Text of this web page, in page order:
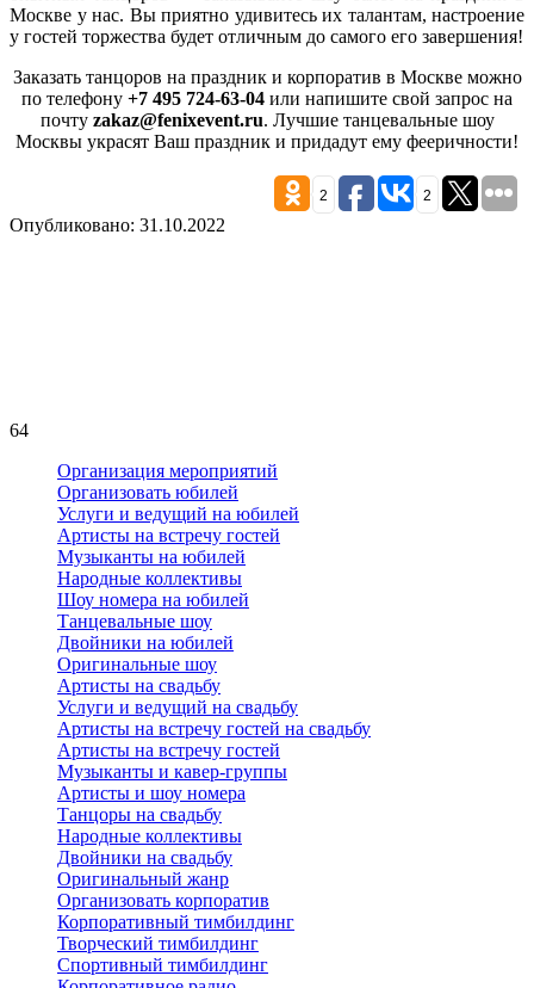
Москве у нас. Вы приятно удивитесь их талантам, настроение
у гостей торжества будет отличным до самого его завершения!
Заказать танцоров на праздник и корпоратив в Москве можно
по телефону +7 495 724-63-04 или напишите свой запрос на
почту zakaz@fenixevent.ru. Лучшие танцевальные шоу
Москвы украсят Ваш праздник и придадут ему фееричности!
2 2
Опубликовано: 31.10.2022
64
Организация мероприятий
Организовать юбилей
Услуги и ведущий на юбилей
Артисты на встречу гостей
Музыканты на юбилей
Народные коллективы
Шоу номера на юбилей
Танцевальные шоу
Двойники на юбилей
Оригинальные шоу
Артисты на свадьбу
Услуги и ведущий на свадьбу
Артисты на встречу гостей на свадьбу
Артисты на встречу гостей
Музыканты и кавер-группы
Артисты и шоу номера
Танцоры на свадьбу
Народные коллективы
Двойники на свадьбу
Оригинальный жанр
Организовать корпоратив
Корпоративный тимбилдинг
Творческий тимбилдинг
Спортивный тимбилдинг